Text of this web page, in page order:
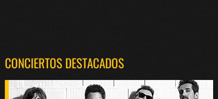
CONCIERTOS DESTACADOS